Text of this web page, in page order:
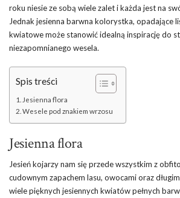
roku niesie ze sobą wiele zalet i każda jest na
Jednak jesienna barwna kolorystka, opadające
kwiatowe może stanowić idealną inspirację do
niezapomnianego wesela.
Spis treści
Jesienna flora
Wesele pod znakiem wrzosu
Jesienna flora
Jesień kojarzy nam się przede wszystkim z
cudownym zapachem lasu, owocami oraz
wiele pięknych jesiennych kwiatów pełnych